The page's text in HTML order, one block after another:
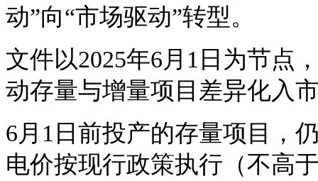
动”向“市场驱动”转型。
文件以2025年6月1日为节点
动存量与增量项目差异化入
6月1日前投产的存量项目，
电价按现行政策执行（不高